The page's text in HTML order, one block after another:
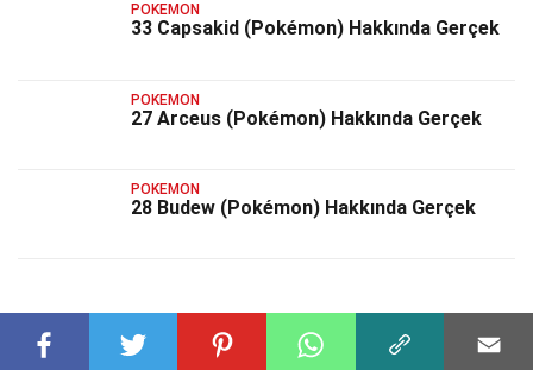
POKEMON
33 Capsakid (Pokémon) Hakkında Gerçek
POKEMON
27 Arceus (Pokémon) Hakkında Gerçek
POKEMON
28 Budew (Pokémon) Hakkında Gerçek